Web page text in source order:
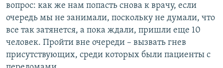
вопрос: как же нам попасть снова к врачу, если
очередь мы не занимали, поскольку не думали, что
все так затянется, а пока ждали, пришли еще 10
человек. Пройти вне очереди – вызвать гнев
присутствующих, среди которых были пациенты с